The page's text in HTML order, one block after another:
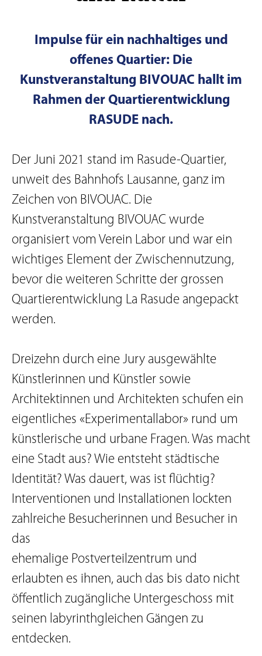
Impulse für ein nachhaltiges und
offenes Quartier: Die
Kunstveranstaltung BIVOUAC hallt im
Rahmen der Quartierentwicklung
RASUDE nach.
Der Juni 2021 stand im Rasude-Quartier,
unweit des Bahnhofs Lausanne, ganz im
Zeichen von BIVOUAC. Die
Kunstveranstaltung BIVOUAC wurde
organisiert vom Verein Labor und war ein
wichtiges Element der Zwischennutzung,
bevor die weiteren Schritte der grossen
Quartierentwicklung La Rasude angepackt
werden.
Dreizehn durch eine Jury ausgewählte
Künstlerinnen und Künstler sowie
Architektinnen und Architekten schufen ein
eigentliches «Experimentallabor» rund um
künstlerische und urbane Fragen. Was macht
eine Stadt aus? Wie entsteht städtische
Identität? Was dauert, was ist flüchtig?
Interventionen und Installationen lockten
zahlreiche Besucherinnen und Besucher in
das
ehemalige Postverteilzentrum und
erlaubten es ihnen, auch das bis dato nicht
öffentlich zugängliche Untergeschoss mit
seinen labyrinthgleichen Gängen zu
entdecken.